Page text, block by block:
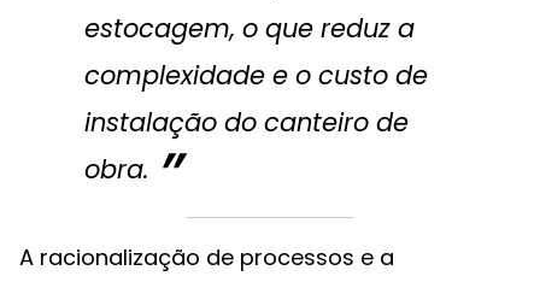
estocagem, o que reduz a
complexidade e o custo de
instalação do canteiro de
obra.
A racionalização de processos e a